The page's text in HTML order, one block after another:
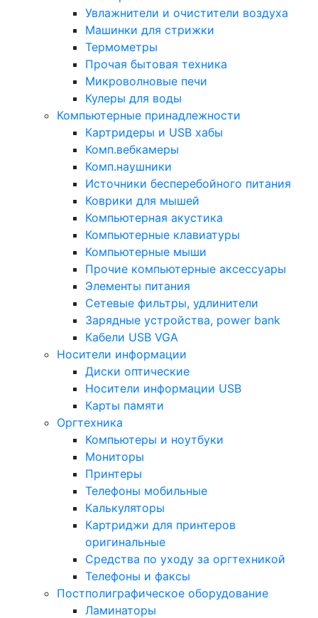
Увлажнители и очистители воздуха
Машинки для стрижки
Термометры
Прочая бытовая техника
Микроволновые печи
Кулеры для воды
Компьютерные принадлежности
Картридеры и USB хабы
Комп.вебкамеры
Комп.наушники
Источники бесперебойного питания
Коврики для мышей
Компьютерная акустика
Компьютерные клавиатуры
Компьютерные мыши
Прочие компьютерные аксессуары
Элементы питания
Сетевые фильтры, удлинители
Зарядные устройства, power bank
Кабели USB VGA
Носители информации
Диски оптические
Носители информации USB
Карты памяти
Оргтехника
Компьютеры и ноутбуки
Мониторы
Принтеры
Телефоны мобильные
Калькуляторы
Картриджи для принтеров
оригинальные
Средства по уходу за оргтехникой
Телефоны и факсы
Постполиграфическое оборудование
Ламинаторы